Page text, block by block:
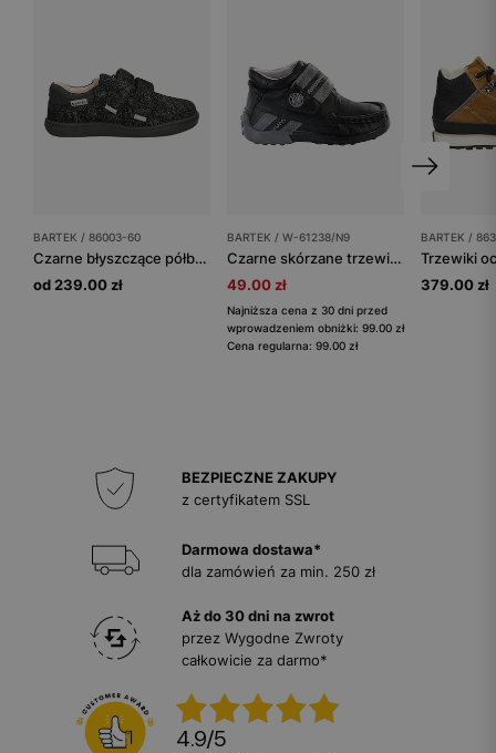
BARTEK / 86003-60
Czarne błyszczące półbuty barefoot dla dziewczynki BARTEK 86003-60
od 239.00 zł
BARTEK / W-61238/N9
Czarne skórzane trzewiki BARTEK dla chłopca W-61238/N9
49.00 zł
Najniższa cena z 30 dni przed
wprowadzeniem obniżki: 99.00 zł
Cena regularna: 99.00 zł
BARTEK /
379.00 zł
BEZPIECZNE ZAKUPY
z certyfikatem SSL
Darmowa dostawa*
dla zamówień za min. 250 zł
Aż do 30 dni na zwrot
przez Wygodne Zwroty
całkowicie za darmo*
4.9/5